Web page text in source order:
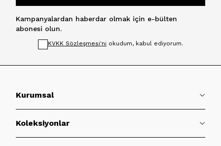
Kampanyalardan haberdar olmak için e-bülten
abonesi olun.
KVKK Sözleşmesi'ni okudum, kabul ediyorum.
Kurumsal
Koleksiyonlar